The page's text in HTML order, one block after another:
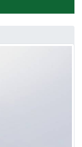
вал (сварные-